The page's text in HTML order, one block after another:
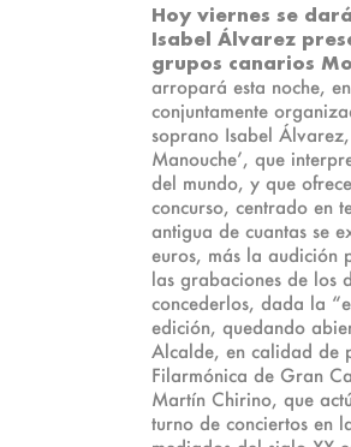
Hoy viernes se
Isabel Álvarez
grupos canarios
arropará esta noche,
conjuntamente
soprano Isabel
Manouche’, que
del mundo, y que
concurso, centrado en
antigua de cuantas se
euros, más la audición
las grabaciones de los
concederlos, dada la
edición, quedando
Alcalde, en calidad de
Filarmónica de Gran
Martín Chirino, que
turno de conciertos en